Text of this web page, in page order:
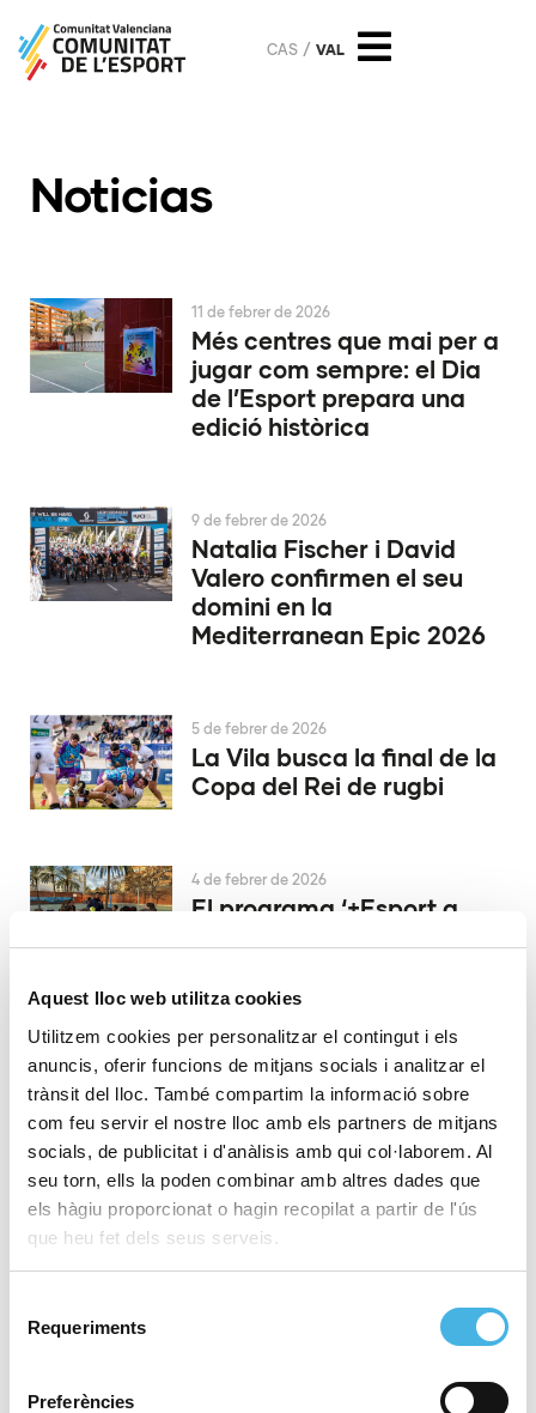
Aquest lloc web utilitza cookies
Utilitzem cookies per personalitzar el contingut i els
anuncis, oferir funcions de mitjans socials i analitzar el
trànsit del lloc. També compartim la informació sobre
com feu servir el nostre lloc amb els partners de mitjans
socials, de publicitat i d'anàlisis amb qui col·laborem. Al
seu torn, ells la poden combinar amb altres dades que
els hàgiu proporcionat o hagin recopilat a partir de l'ús
que heu fet dels seus serveis.
Requeriments
Preferències
CAS VAL
Noticias
Més centres que mai per a
jugar com sempre: el Dia
de l’Esport prepara una
edició històrica
11 de febrer de 2026
Natalia Fischer i David
Valero confirmen el seu
domini en la
Mediterranean Epic 2026
9 de febrer de 2026
La Vila busca la final de la
Copa del Rei de rugbi
5 de febrer de 2026
El programa ‘+Esport a
Comunitat Valenciana en
4 de febrer de 2026
El Gran Premi
Internacional d’Atletisme
posa València en peu
3 de febrer de 2026
Internacional de València
2026 plagat d’estreles